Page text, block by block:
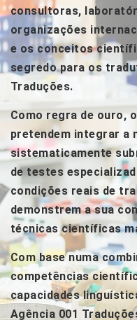
consultoras,
organizações
e os conceitos
segredo para os
Traduções.
Como regra de ouro,
pretendem integrar a
sistematicamente
de testes
condições reais de
demonstrem a sua
técnicas científicas
Com base numa
competências
capacidades
Agência 001